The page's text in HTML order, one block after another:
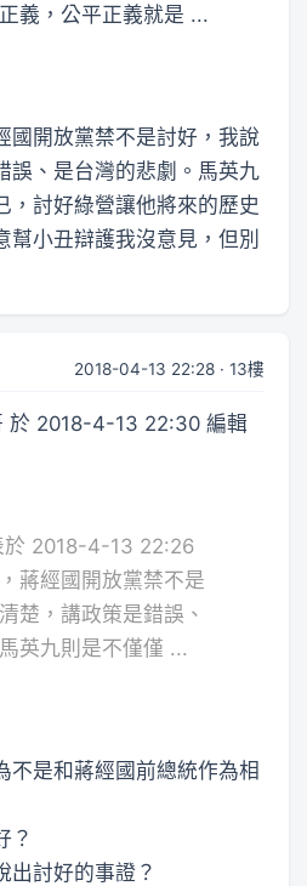
義，公平正義就是 ...
國開放黨禁不是討好，我說
誤、是台灣的悲劇。馬英九
，討好綠營讓他將來的歷史
幫小丑辯護我沒意見，但別
2018-04-13 22:28 · 13樓
於 2018-4-13 22:30 編輯
於 2018-4-13 22:26
蔣經國開放黨禁不是
楚，講政策是錯誤、
英九則是不僅僅 ...
不是和蔣經國前總統作為相
？
出討好的事證？